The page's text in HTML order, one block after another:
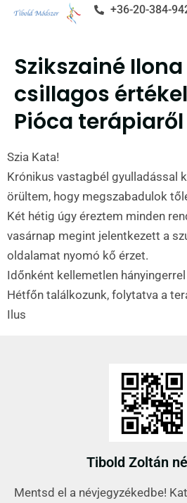
+36-20-384-
Szikszainé
csillagos
Pióca terápiaről
Szia Kata!
Krónikus vastagbél gyulladással
örültem, hogy megszabadulok
Két hétig úgy éreztem minden
vasárnap megint jelentkezett a
oldalamat nyomó kő érzet.
Időnként kellemetlen
Hétfőn találkozunk, folytatva a
Ilus
Tibold Zoltán
Mentsd el a névjegyzékedbe!